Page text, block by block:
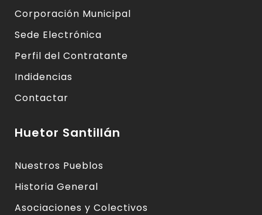
Corporación Municipal
Sede Electrónica
Perfil del Contratante
Indidencias
Contactar
Huetor Santillán
Nuestros Pueblos
Historia General
Asociaciones y Colectivos